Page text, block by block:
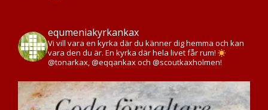
equmeniakyrkankax
Vi vill vara en kyrka där du känner dig hemma och kan
vara den du är. En kyrka där hela livet får rum!
@tonarkax, @eqqankax och @scoutkaxholmen!